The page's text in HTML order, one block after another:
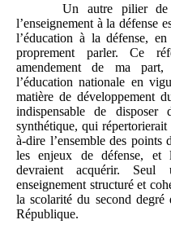
Un autre pilier de
l’enseignement à la défense
l’éducation à la défense,
proprement parler. Ce
amendement de ma part,
l’éducation nationale en
matière de développement
indispensable de
synthétique, qui répertorierait
à-dire l’ensemble des points
les enjeux de défense, et
devraient acquérir. Seul
enseignement structuré et
la scolarité du second degré
République.